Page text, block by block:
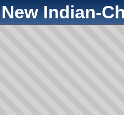
New Indian-